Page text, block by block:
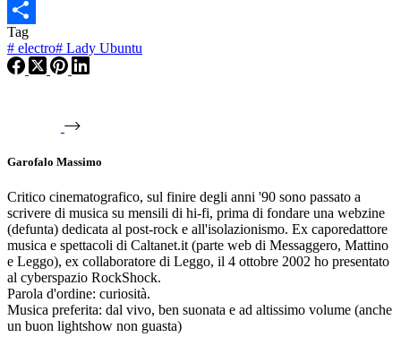
Gmail
Condividi
Tag
# electro# Lady Ubuntu
Garofalo Massimo
Critico cinematografico, sul finire degli anni '90 sono passato a
scrivere di musica su mensili di hi-fi, prima di fondare una webzine
(defunta) dedicata al post-rock e all'isolazionismo. Ex caporedattore
musica e spettacoli di Caltanet.it (parte web di Messaggero, Mattino
e Leggo), ex collaboratore di Leggo, il 4 ottobre 2002 ho presentato
al cyberspazio RockShock.
Parola d'ordine: curiosità.
Musica preferita: dal vivo, ben suonata e ad altissimo volume (anche
un buon lightshow non guasta)